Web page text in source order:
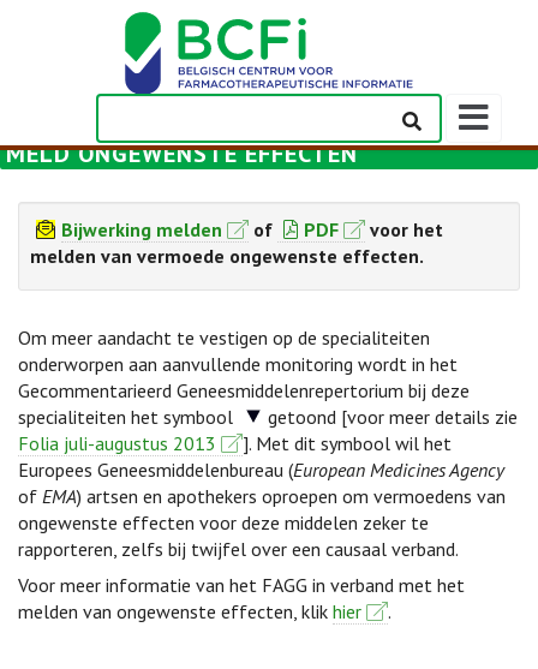
MELD ONGEWENSTE EFFECTEN
Bijwerking melden of PDF
voor het
melden van vermoede ongewenste effecten.
Om meer aandacht te vestigen op de specialiteiten
onderworpen aan aanvullende monitoring wordt in het
Gecommentarieerd Geneesmiddelenrepertorium bij deze
specialiteiten het symbool
getoond [voor meer details zie
Folia juli-augustus 2013
]. Met dit symbool wil het
Europees Geneesmiddelenbureau (European Medicines Agency
of EMA) artsen en apothekers oproepen om vermoedens van
ongewenste effecten voor deze middelen zeker te
rapporteren, zelfs bij twijfel over een causaal verband.
Voor meer informatie van het FAGG in verband met het
melden van ongewenste effecten, klik hier .